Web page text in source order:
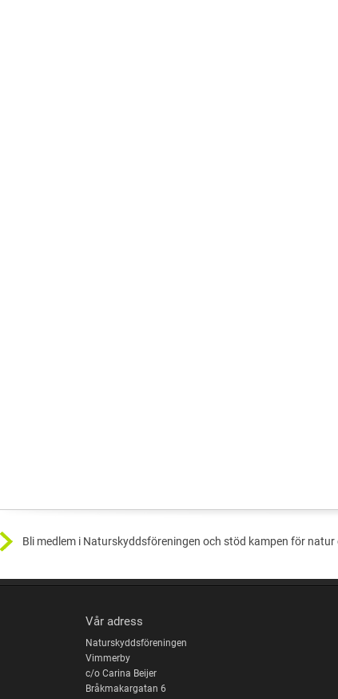
Bli medlem i Naturskyddsföreningen och stöd kampen för natur
Vår adress
Naturskyddsföreningen
Vimmerby
c/o Carina Beijer
Bråkmakargatan 6